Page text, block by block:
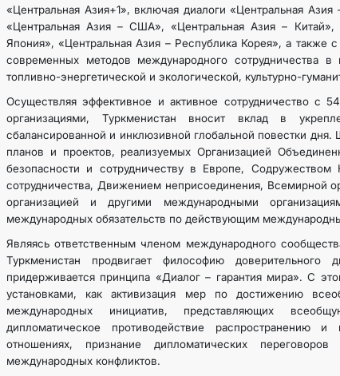
«Центральная Азия+1», включая диалоги «Центральная
«Центральная Азия – США», «Центральная Азия –
Япония», «Центральная Азия – Республика Корея», а также
современных методов международного сотрудничества в
топливно-энергетической и экологической, культурно-
Осуществляя эффективное и активное сотрудничество с
организациями, Туркменистан вносит вклад в
сбалансированной и инклюзивной глобальной повестки
планов и проектов, реализуемых Организацией
безопасности и сотрудничеству в Европе, Содружеством
сотрудничества, Движением неприсоединения, Всемирной
организацией и другими международными
международных обязательств по действующим
Являясь ответственным членом международного
Туркменистан продвигает философию
придерживается принципа «Диалог – гарантия мира». С
установками, как активизация мер по достижению
международных инициатив, представляющих
дипломатическое противодействие
отношениях, признание дипломатических
международных конфликтов.